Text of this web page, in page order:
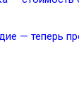
— теперь